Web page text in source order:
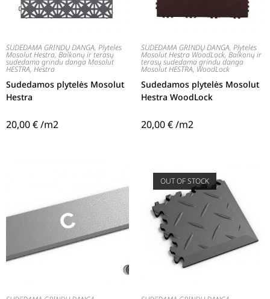
SUDEDAMA GRINDŲ DANGA, Plytelės
Mosolut Hestra, Balkonų ir terasų
sudedama grindu danga Mosolut
HESTRA, Hestra
Sudedamos plytelės Mosolut
Hestra
20,00€/m2
SUDEDAMA GRINDŲ DANGA, Plytelės
Mosolut Hestra WoodLock, Balkonų ir
terasų sudedama grindu danga
Mosolut HESTRA, WoodLock
Sudedamos plytelės Mosolut
Hestra WoodLock
20,00€/m2
OUT OF STOCK